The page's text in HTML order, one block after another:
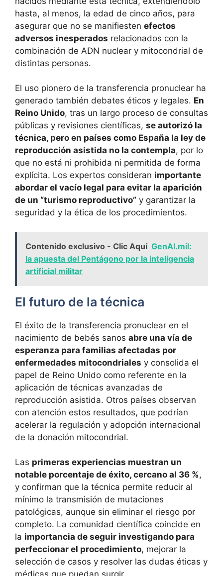
hasta, al menos, la edad de cinco años, para
asegurar que no se manifiesten efectos
adversos inesperados relacionados con la
combinación de ADN nuclear y mitocondrial de
distintas personas.
El uso pionero de la transferencia pronuclear ha
generado también debates éticos y legales. En
Reino Unido, tras un largo proceso de consultas
públicas y revisiones científicas, se autorizó la
técnica, pero en países como España la ley de
reproducción asistida no la contempla, por lo
que no está ni prohibida ni permitida de forma
explícita. Los expertos consideran importante
abordar el vacío legal para evitar la aparición
de un “turismo reproductivo” y garantizar la
seguridad y la ética de los procedimientos.
Contenido exclusivo - Clic Aquí GenAI.mil:
la apuesta del Pentágono por la inteligencia
artificial militar
El futuro de la técnica
El éxito de la transferencia pronuclear en el
nacimiento de bebés sanos abre una vía de
esperanza para familias afectadas por
enfermedades mitocondriales y consolida el
papel de Reino Unido como referente en la
aplicación de técnicas avanzadas de
reproducción asistida. Otros países observan
con atención estos resultados, que podrían
acelerar la regulación y adopción internacional
de la donación mitocondrial.
Las primeras experiencias muestran un
notable porcentaje de éxito, cercano al 36 %,
y confirman que la técnica permite reducir al
mínimo la transmisión de mutaciones
patológicas, aunque sin eliminar el riesgo por
completo. La comunidad científica coincide en
la importancia de seguir investigando para
perfeccionar el procedimiento, mejorar la
selección de casos y resolver las dudas éticas y